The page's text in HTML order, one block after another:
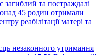
та постраждалі
45 родин отримали
реабілітації матері та
незаконного утримання